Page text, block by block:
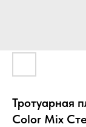
Тротуарная
Color Mix